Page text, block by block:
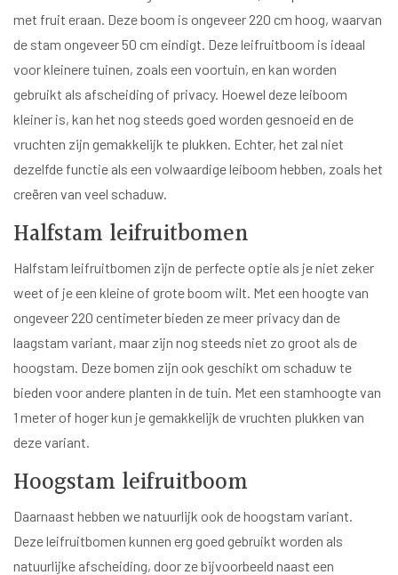
met fruit eraan. Deze boom is ongeveer 220 cm hoog, waarvan
de stam ongeveer 50 cm eindigt. Deze leifruitboom is ideaal
voor kleinere tuinen, zoals een voortuin, en kan worden
gebruikt als afscheiding of privacy. Hoewel deze leiboom
kleiner is, kan het nog steeds goed worden gesnoeid en de
vruchten zijn gemakkelijk te plukken. Echter, het zal niet
dezelfde functie als een volwaardige leiboom hebben, zoals het
creëren van veel schaduw.
Halfstam leifruitbomen
Halfstam leifruitbomen zijn de perfecte optie als je niet zeker
weet of je een kleine of grote boom wilt. Met een hoogte van
ongeveer 220 centimeter bieden ze meer privacy dan de
laagstam variant, maar zijn nog steeds niet zo groot als de
hoogstam. Deze bomen zijn ook geschikt om schaduw te
bieden voor andere planten in de tuin. Met een stamhoogte van
1 meter of hoger kun je gemakkelijk de vruchten plukken van
deze variant.
Hoogstam leifruitboom
Daarnaast hebben we natuurlijk ook de hoogstam variant.
Deze leifruitbomen kunnen erg goed gebruikt worden als
natuurlijke afscheiding, door ze bijvoorbeeld naast een